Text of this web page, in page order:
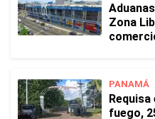
Zona
PANAMÁ
Requisa
fuego,